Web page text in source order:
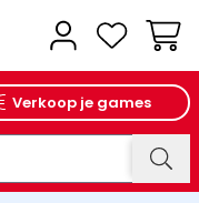
Verkoop je games